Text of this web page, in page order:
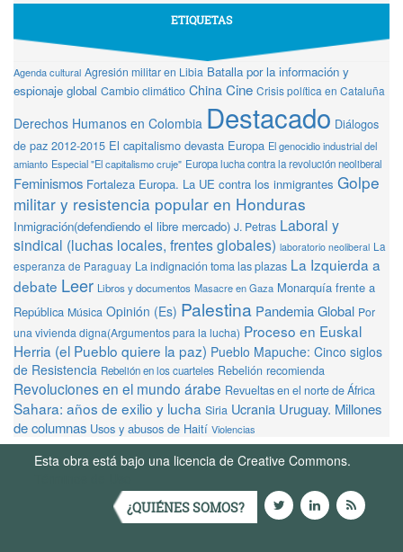
ETIQUETAS
Agenda cultural Agresión militar en Libia Batalla por la información y
espionaje global Cambio climático China Cine Crisis política en Cataluña
Derechos Humanos en Colombia Destacado Diálogos
de paz 2012-2015 El capitalismo devasta Europa El genocidio industrial del
amianto Especial "El capitalismo cruje" Europa lucha contra la revolución neoliberal
Feminismos Fortaleza Europa. La UE contra los inmigrantes Golpe
militar y resistencia popular en Honduras
Inmigración(defendiendo el libre mercado) J. Petras Laboral y
sindical (luchas locales, frentes globales) laboratorio neoliberal La
esperanza de Paraguay La indignación toma las plazas La Izquierda a
debate Leer Libros y documentos Masacre en Gaza Monarquía frente a
República Música Opinión (Es) Palestina Pandemia Global Por
una vivienda digna(Argumentos para la lucha) Proceso en Euskal
Herria (el Pueblo quiere la paz) Pueblo Mapuche: Cinco siglos
de Resistencia Rebelión en los cuarteles Rebelión recomienda
Revoluciones en el mundo árabe Revueltas en el norte de África
Sahara: años de exilio y lucha Siria Ucrania Uruguay. Millones
de columnas Usos y abusos de Haití Violencias
Esta obra está bajo una licencia de Creative Commons.
¿QUIÉNES SOMOS?